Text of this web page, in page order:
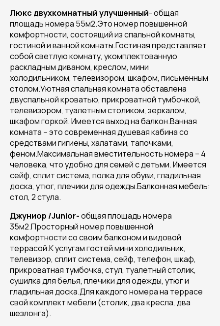
Люкс двухкомнатный улучшенный- общая
площадь номера 55м2.Это номер повышенной
комфортности, состоящий из спальной комнаты,
гостиной и ванной комнаты.Гостиная представляет
собой светлую комнату, укомплектованную
раскладным диваном, креслом, мини
холодильником, телевизором, шкафом, письменным
столом.Уютная спальная комната обставлена
двуспальной кроватью, прикроватной тумбочкой,
телевизором, туалетным столиком, зеркалом,
шкафом горкой. Имеется выход на балкон.Ванная
комната – это современная душевая кабина со
средствами гигиены, халатами, тапочками,
феном.Максимальная вместительность номера – 4
человека, что удобно для семей с детьми. Имеется
сейф, сплит система, полка для обуви, гладильная
доска, утюг, плечики для одежды.Балконная мебель:
стол, 2 стула.
Джуниор /Junior-общая площадь номера
35м2.Просторный номер повышенной
комфортности со своим балконом и видовой
террасой.К услугам гостей мини холодильник,
телевизор, сплит система, сейф, телефон, шкаф,
прикроватная тумбочка, стул, туалетный столик,
сушилка для белья, плечики для одежды, утюг и
гладильная доска.Для каждого номера на террасе
свой комплект мебели (столик, два кресла, два
шезлонга).